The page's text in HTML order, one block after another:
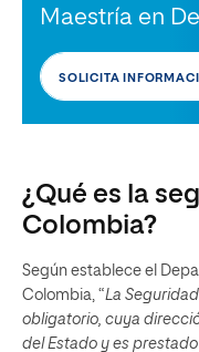
Maestría en
SOLICITA
¿Qué es la
Colombia?
Según establece el
Colombia, “La
obligatorio, cuya
del Estado y es